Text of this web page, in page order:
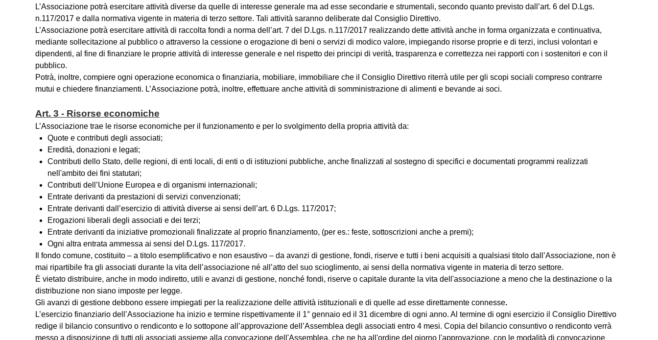
L’Associazione potrà esercitare attività diverse da quelle di interesse generale ma ad esse secondarie e strumentali, secondo quanto previsto dall’art. 6 del D.Lgs.
n.117/2017 e dalla normativa vigente in materia di terzo settore. Tali attività saranno deliberate dal Consiglio Direttivo.
L’Associazione potrà esercitare attività di raccolta fondi a norma dell’art. 7 del D.Lgs. n.117/2017 realizzando dette attività anche in forma organizzata e continuativa,
mediante sollecitazione al pubblico o attraverso la cessione o erogazione di beni o servizi di modico valore, impiegando risorse proprie e di terzi, inclusi volontari e
dipendenti, al fine di finanziare le proprie attività di interesse generale e nel rispetto dei principi di verità, trasparenza e correttezza nei rapporti con i sostenitori e con il
pubblico.
Potrà, inoltre, compiere ogni operazione economica o finanziaria, mobiliare, immobiliare che il Consiglio Direttivo riterrà utile per gli scopi sociali compreso contrarre
mutui e chiedere finanziamenti. L’Associazione potrà, inoltre, effettuare anche attività di somministrazione di alimenti e bevande ai soci.
Art. 3 - Risorse economiche
L’Associazione trae le risorse economiche per il funzionamento e per lo svolgimento della propria attività da:
Quote e contributi degli associati;
Eredità, donazioni e legati;
Contributi dello Stato, delle regioni, di enti locali, di enti o di istituzioni pubbliche, anche finalizzati al sostegno di specifici e documentati programmi realizzati
nell'ambito dei fini statutari;
Contributi dell’Unione Europea e di organismi internazionali;
Entrate derivanti da prestazioni di servizi convenzionati;
Entrate derivanti dall’esercizio di attività diverse ai sensi dell’art. 6 D.Lgs. 117/2017;
Erogazioni liberali degli associati e dei terzi;
Entrate derivanti da iniziative promozionali finalizzate al proprio finanziamento, (per es.: feste, sottoscrizioni anche a premi);
Ogni altra entrata ammessa ai sensi del D.Lgs. 117/2017.
Il fondo comune, costituito – a titolo esemplificativo e non esaustivo – da avanzi di gestione, fondi, riserve e tutti i beni acquisiti a qualsiasi titolo dall’Associazione, non è
mai ripartibile fra gli associati durante la vita dell’associazione né all’atto del suo scioglimento, ai sensi della normativa vigente in materia di terzo settore.
È vietato distribuire, anche in modo indiretto, utili e avanzi di gestione, nonché fondi, riserve o capitale durante la vita dell'associazione a meno che la destinazione o la
distribuzione non siano imposte per legge.
Gli avanzi di gestione debbono essere impiegati per la realizzazione delle attività istituzionali e di quelle ad esse direttamente connesse.
L’esercizio finanziario dell’Associazione ha inizio e termine rispettivamente il 1° gennaio ed il 31 dicembre di ogni anno. Al termine di ogni esercizio il Consiglio Direttivo
redige il bilancio consuntivo o rendiconto e lo sottopone all’approvazione dell’Assemblea degli associati entro 4 mesi. Copia del bilancio consuntivo o rendiconto verrà
messo a disposizione di tutti gli associati assieme alla convocazione dell'Assemblea, che ne ha all'ordine del giorno l'approvazione, con le modalità di convocazione